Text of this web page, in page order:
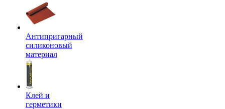
Антипригарный
силиконовый
материал
Клей и
герметики